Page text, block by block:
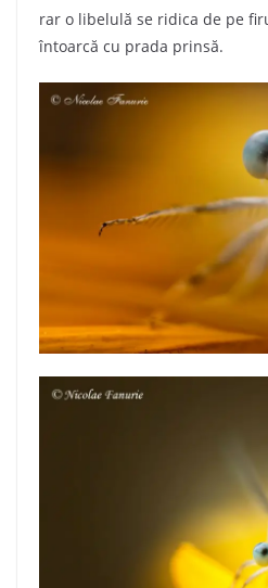
rar o libelulă se ridica de pe
întoarcă cu prada prinsă.